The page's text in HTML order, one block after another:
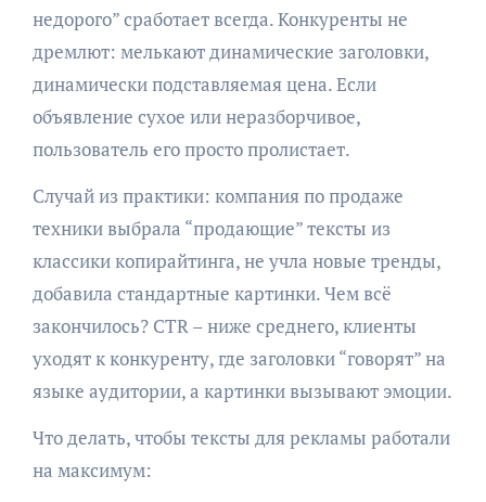
недорого” сработает всегда. Конкуренты не
дремлют: мелькают динамические заголовки,
динамически подставляемая цена. Если
объявление сухое или неразборчивое,
пользователь его просто пролистает.
Случай из практики: компания по продаже
техники выбрала “продающие” тексты из
классики копирайтинга, не учла новые тренды,
добавила стандартные картинки. Чем всё
закончилось? CTR – ниже среднего, клиенты
уходят к конкуренту, где заголовки “говорят” на
языке аудитории, а картинки вызывают эмоции.
Что делать, чтобы тексты для рекламы работали
на максимум: